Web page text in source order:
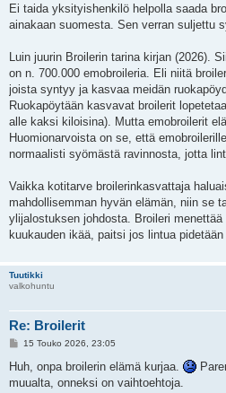
e
t
Ei taida yksityishenkilö helpolla saada
ainakaan suomesta. Sen verran suljettu
Luin juurin Broilerin tarina kirjan (2026).
on n. 700.000 emobroileria. Eli niitä
joista syntyy ja kasvaa meidän
Ruokapöytään kasvavat broilerit
alle kaksi kiloisina). Mutta emobroilerit
Huomionarvoista on se, että
normaalisti syömästä ravinnosta, jotta
Vaikka kotitarve broilerinkasvattaja
mahdollisemman hyvän elämän, niin se
ylijalostuksen johdosta. Broileri
kuukauden ikää, paitsi jos lintua
Tuutikki
valkohuntu
Re: Broilerit
V
e
t
15 Touko 2026, 23:05
Huh, onpa broilerin elämä kurjaa.
muualta, onneksi on vaihtoehtoja.